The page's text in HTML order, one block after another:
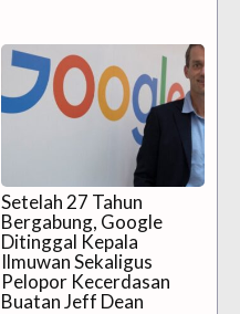
Setelah 27 Tahun
Bergabung, Google
Ditinggal Kepala
Ilmuwan Sekaligus
Pelopor Kecerdasan
Buatan Jeff Dean